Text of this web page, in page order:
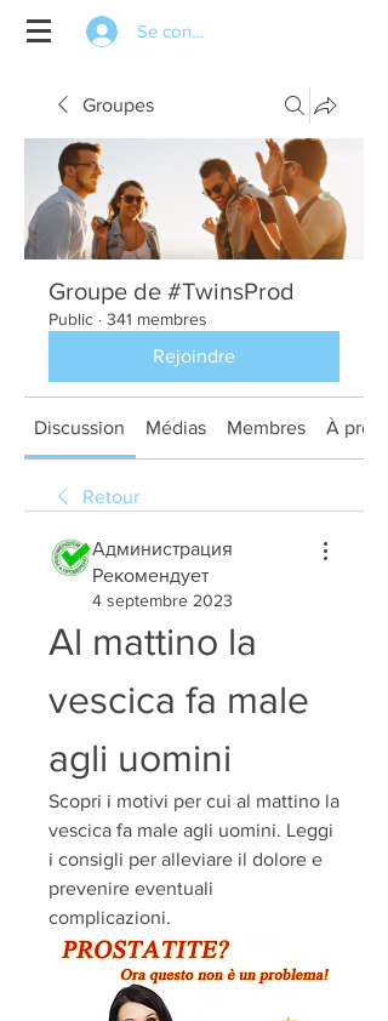
Se connecter
Groupes
Groupe de #TwinsProd
Public · 341 membres
Rejoindre
Discussion Médias Membres À
Retour
Администрация
Рекомендует
4 septembre 2023
Al mattino la
vescica fa male
agli uomini
Scopri i motivi per cui al mattino la
vescica fa male agli uomini. Leggi
i consigli per alleviare il dolore e
prevenire eventuali
complicazioni.